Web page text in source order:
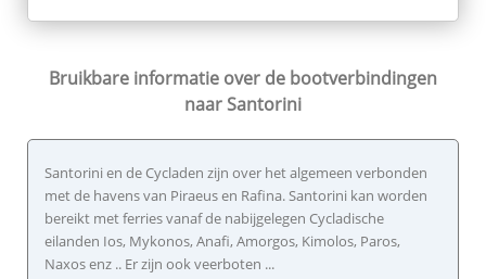
Bruikbare informatie over de bootverbindingen
naar Santorini
Santorini en de Cycladen zijn over het algemeen verbonden
met de havens van Piraeus en Rafina. Santorini kan worden
bereikt met ferries vanaf de nabijgelegen Cycladische
eilanden Ios, Mykonos, Anafi, Amorgos, Kimolos, Paros,
Naxos enz .. Er zijn ook veerboten ...